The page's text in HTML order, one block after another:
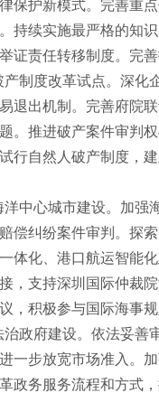
保护新模式。完善重
持续实施最严格的知
证责任转移制度。完
度改革试点。深化企
退出机制。完善府院
。推进破产案件审判
行自然人破产制度，
心城市建设。加强海
偿纠纷案件审判。探
体化、港口航运智能
，支持深圳国际仲裁
，积极参与国际海事
府建设。依法妥善审
一步放宽市场准入。
政务服务流程和方式